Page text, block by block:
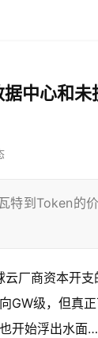
据中心和
特到Token的
厂商资本开支
GW级，但真
开始浮出水面